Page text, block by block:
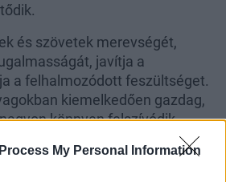
My Personal Information
és szövetek merevségét,
javítja a
a felhalmozódott feszültséget.
kiemelkedően gazdag,
könnyen felszívódik,
bársonyosan sima, hidratált,
maga után. Magas vitamin- és